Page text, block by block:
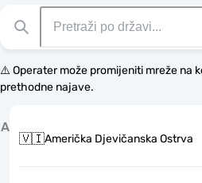
⚠️ Operater može promijeniti mreže na
prethodne najave.
A
🇻🇮Američka Djevičanska Ostrva